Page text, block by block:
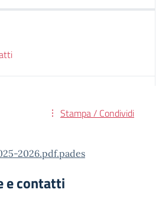
Stampa / Condividi
2026.pdf.pades
e contatti